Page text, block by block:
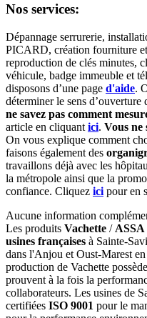
Nos services:
Dépannage serrurerie,
PICARD, création fourniture
reproduction de clés minutes,
véhicule, badge immeuble et
disposons d’une page d'aide.
déterminer le sens
ne savez pas comment
article en cliquant ici. Vous ne
On vous explique comment
faisons également des
travaillons déjà avec les
la métropole ainsi que la
confiance. Cliquez ici pour en
Aucune information
Les produits Vachette /
usines françaises à Sainte-
dans l'Anjou et Oust-Marest
production de Vachette
prouvent à la fois la
collaborateurs. Les usines de
certifiées ISO 9001 pour le